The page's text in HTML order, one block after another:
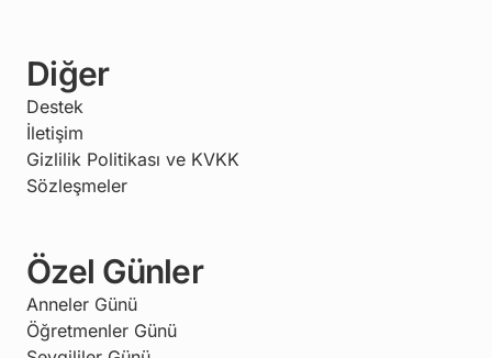
Diğer
Destek
İletişim
Gizlilik Politikası ve KVKK
Sözleşmeler
Özel Günler
Anneler Günü
Öğretmenler Günü